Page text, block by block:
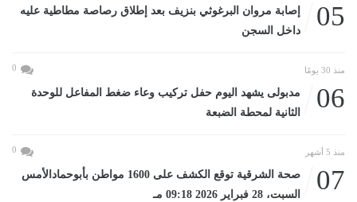
05
إصابة مروان البرغوثي بنزيف بعد إطلاق رصاصة مطاطية عليه
داخل السجن
منذ 30 يومًا 0
06
مدبولى يشهد اليوم حفل تركيب وعاء ضغط المفاعل للوحدة
الثانية لمحطة الضبعة
منذ 5 أشهر 0
07
صحة الشرقية توقع الكشف على 1600 مواطن بأبوحمادالأمس
السبت، 28 فبراير 2026 09:18 مـ